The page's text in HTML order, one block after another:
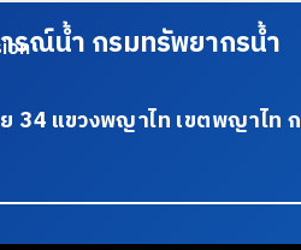
รณ์น้ำ กรมทรัพยากรน้ำ
34 แขวงพญาไท เขตพญาไท